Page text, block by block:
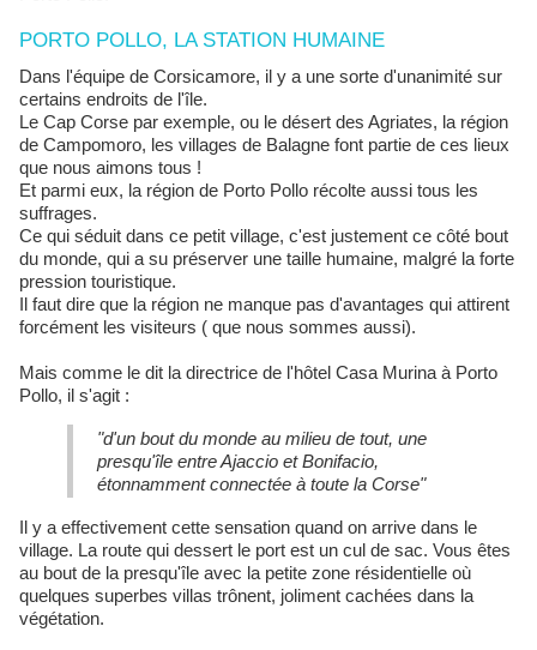
PORTO POLLO, LA STATION HUMAINE
Dans l'équipe de Corsicamore, il y a une sorte d'unanimité sur
certains endroits de l'île.
Le Cap Corse par exemple, ou le désert des Agriates, la région
de Campomoro, les villages de Balagne font partie de ces lieux
que nous aimons tous !
Et parmi eux, la région de Porto Pollo récolte aussi tous les
suffrages.
Ce qui séduit dans ce petit village, c'est justement ce côté bout
du monde, qui a su préserver une taille humaine, malgré la forte
pression touristique.
Il faut dire que la région ne manque pas d'avantages qui attirent
forcément les visiteurs ( que nous sommes aussi).
Mais comme le dit la directrice de l'hôtel Casa Murina à Porto
Pollo, il s'agit :
"d'un bout du monde au milieu de tout, une
presqu'île entre Ajaccio et Bonifacio,
étonnamment connectée à toute la Corse"
Il y a effectivement cette sensation quand on arrive dans le
village. La route qui dessert le port est un cul de sac. Vous êtes
au bout de la presqu'île avec la petite zone résidentielle où
quelques superbes villas trônent, joliment cachées dans la
végétation.